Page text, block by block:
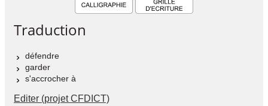
Traduction
défendre
garder
s'accrocher à
Editer (projet CFDICT)